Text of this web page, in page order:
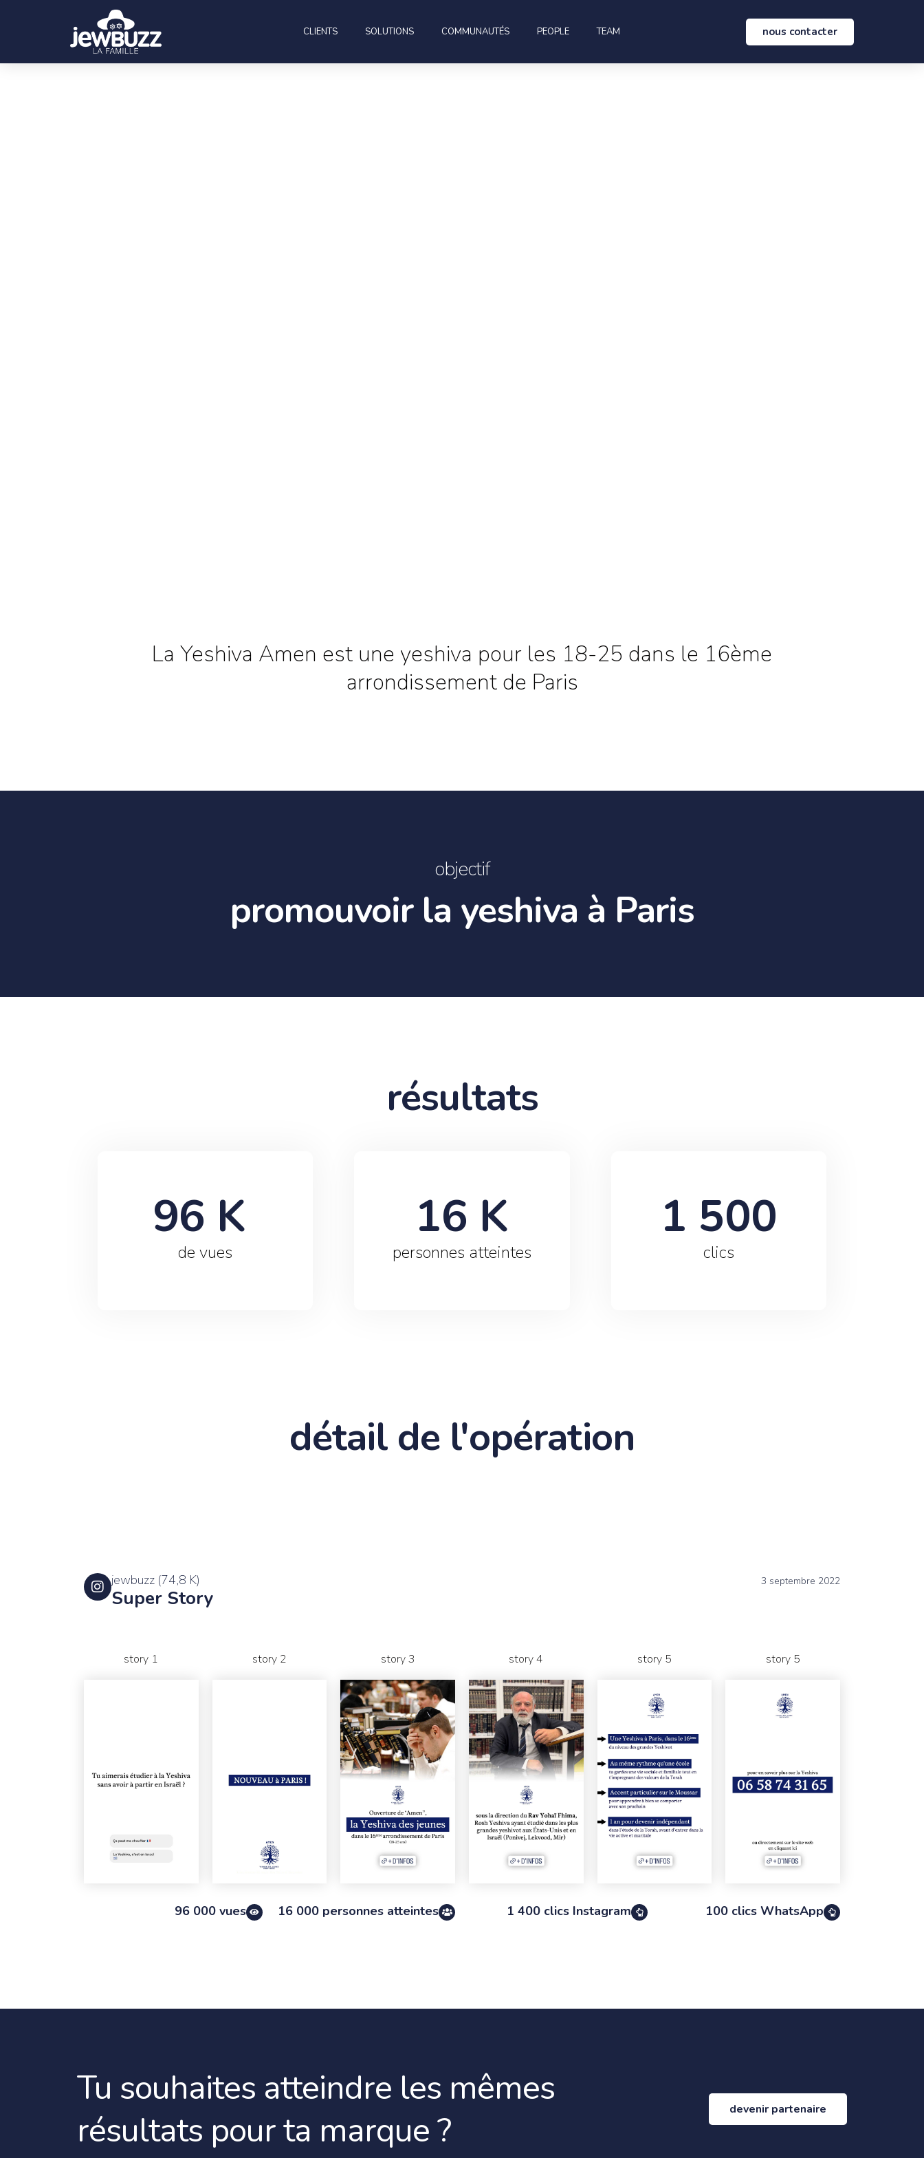
CLIENTS SOLUTIONS COMMUNAUTÉS PEOPLE TEAM nous contacter
La Yeshiva Amen est une yeshiva pour les 18-25 dans le 16ème
arrondissement de Paris
objectif
promouvoir la yeshiva à Paris
résultats
de vues
96 K
personnes atteintes
16 K
clics
1 500
détail de l'opération
jewbuzz (74,8 K)
Super Story
3 septembre 2022
story 1 story 2 story 3 story 4 story 5 story 5
96 000 vues 16 000 personnes atteintes 1 400 clics Instagram 100 clics WhatsApp
Tu souhaites atteindre les mêmes
résultats pour ta marque ?
devenir partenaire